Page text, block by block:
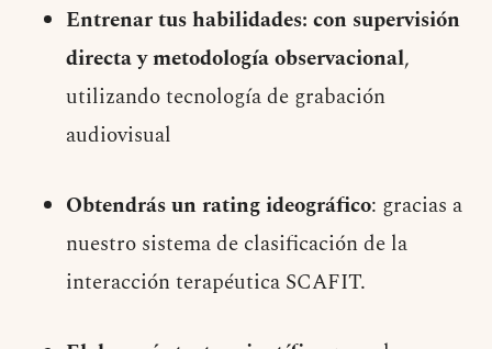
Entrenar tus habilidades: con supervisión
directa y metodología observacional,
utilizando tecnología de grabación
audiovisual
Obtendrás un rating ideográfico: gracias a
nuestro sistema de clasificación de la
interacción terapéutica SCAFIT.